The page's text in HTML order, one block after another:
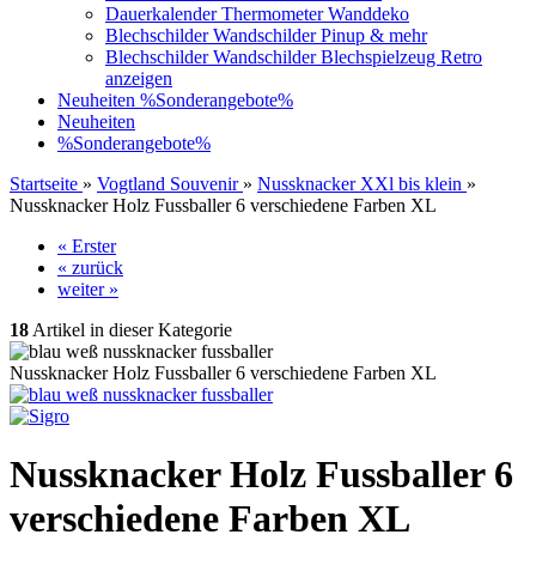
Dauerkalender Thermometer Wanddeko
Blechschilder Wandschilder Pinup & mehr
Blechschilder Wandschilder Blechspielzeug Retro
anzeigen
Neuheiten %Sonderangebote%
Neuheiten
%Sonderangebote%
Startseite » Vogtland Souvenir » Nussknacker XXl bis klein »
Nussknacker Holz Fussballer 6 verschiedene Farben XL
« Erster
« zurück
weiter »
18 Artikel in dieser Kategorie
Nussknacker Holz Fussballer 6 verschiedene Farben XL
Nussknacker Holz Fussballer 6
verschiedene Farben XL